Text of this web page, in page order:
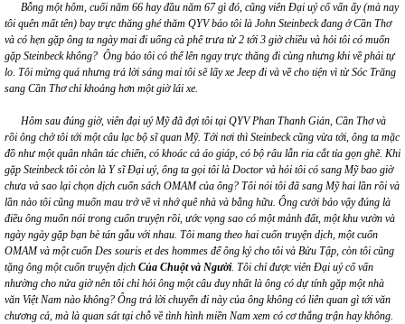
Bỗng một hôm, cuối năm 66 hay đầu năm 67 gì đó, cũng viên Đại uý cố vấn ấy (mà nay
tôi quên mất tên) bay trực thăng ghé thăm QYV bảo tôi là John Steinbeck đang ở Cần Thơ
và có hẹn gặp ông ta ngày mai đi uống cà phê trưa từ 2 tới 3 giờ chiều và hỏi tôi có muốn
gặp Steinbeck không? Ông bảo tôi có thể lên ngaytrực thăng đi cùng nhưng khi về phải tự
lo. Tôi mừng quá nhưng trả lời sáng mai tôi sẽ lấy xe Jeep đi và về cho tiện vì từ Sóc Trăng
sang Cần Thơ chỉ khoảng hơn một giờ lái xe.
Hôm sau đúng giờ, viên đại uý Mỹ đã đợi tôi tại QYV Phan Thanh Giản, Cần Thơvà
rồi ông chở tôi tới một câu lạc bộ sĩ quan Mỹ. Tới nơi thì Steinbeck cũng vừa tới, ông ta mặc
đồ như một quân nhân tác chiến, có khoác cả áo giáp, có bộ râu lẫn ria cắt tỉa gọn ghẽ. Khi
gặp Steinbecktôi còn là Y sĩ Đại uý, ông ta gọi tôi là Doctor và hỏi tôi có sang Mỹ bao giờ
chưa và sao lại chọn dịch cuốn sách OMAM của ông? Tôi nói tôi đã sang Mỹ hai lần rồi và
lần nào tôi cũng muốn mau trở về vì nhớ quê nhà và bằng hữu. Ông cười bảo vậy đúng là
điều ông muốn nói trong cuốn truyện rồi, ước vọng sao có một mảnh đất, một khu vườn và
ngày ngày gặp bạn bè tán gẫu với nhau. Tôi mang theo hai cuốn truyện dịch, một cuốn
OMAM và một cuốn Des souris et des hommes để ông ký cho tôi và Bửu Tập, còn tôi cũng
tặng ông một cuốn truyện dịch Của Chuột và Người. Tôi chỉ được viên Đại uý cố vấn
nhường cho nửa giờ nên tôi chỉ hỏi ông một câu duy nhất là ông có dự tính gặp một nhà
văn Việt Nam nào không? Ông trả lời chuyến đi này của ông không có liên quan gì tới văn
chương cả, mà là quan sát tại chỗ về tình hình miền Nam xem có cơ thắng trận hay không.